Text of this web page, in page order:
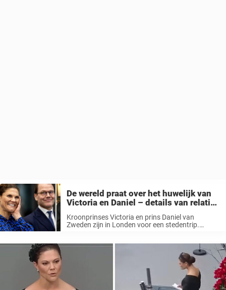
De wereld praat over het huwelijk van
Victoria en Daniel – details van relatie
halen de krantenkoppen
Kroonprinses Victoria en prins Daniel van
Zweden zijn in Londen voor een stedentrip.
Variety Performance bijwonen in de Royal Albert